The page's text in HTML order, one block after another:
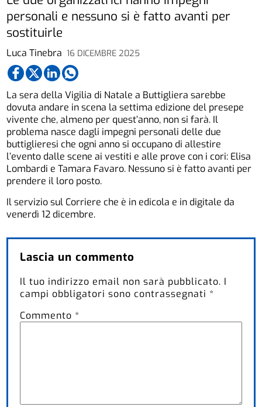
Luca Tinebra 16 DICEMBRE 2025
personali e nessuno si è fatto avanti per
sostituirle
La sera della Vigilia di Natale a Buttigliera sarebbe
dovuta andare in scena la settima edizione del presepe
vivente che, almeno per quest’anno, non si farà. Il
problema nasce dagli impegni personali delle due
buttiglieresi che ogni anno si occupano di allestire
l’evento dalle scene ai vestiti e alle prove con i cori: Elisa
Lombardi e Tamara Favaro. Nessuno si è fatto avanti per
prendere il loro posto.
Il servizio sul Corriere che è in edicola e in digitale da
venerdì 12 dicembre.
Lascia un commento
Il tuo indirizzo email non sarà pubblicato. I
campi obbligatori sono contrassegnati *
Commento *